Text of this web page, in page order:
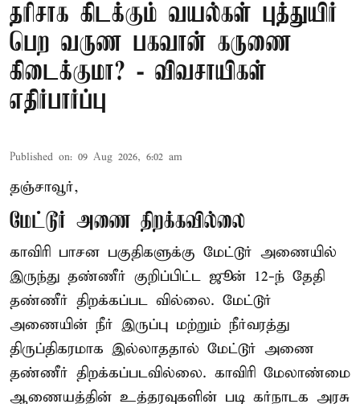
தரிசாக கிடக்கும் வயல்கள் புத்துயிர்
பெற வருண பகவான் கருணை
கிடைக்குமா? - விவசாயிகள்
எதிர்பார்ப்பு
Published on: 09 Aug 2026, 6:02 am
தஞ்சாவூர்,
மேட்டூர் அணை திறக்கவில்லை
காவிரி பாசன பகுதிகளுக்கு மேட்டூர் அணையில்
இருந்து தண்ணீர் குறிப்பிட்ட ஜூன் 12-ந் தேதி
தண்ணீர் திறக்கப்பட வில்லை. மேட்டூர்
அணையின் நீர் இருப்பு மற்றும் நீர்வரத்து
திருப்திகரமாக இல்லாததால் மேட்டூர் அணை
தண்ணீர் திறக்கப்படவில்லை. காவிரி மேலாண்மை
ஆணையத்தின் உத்தரவுகளின் படி கர்நாடக அரசு